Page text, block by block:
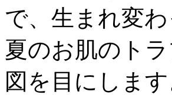
で、生まれ変
夏のお肌のト
図を目にしま